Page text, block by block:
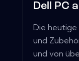
Dell PC
Die heutige
und
und von